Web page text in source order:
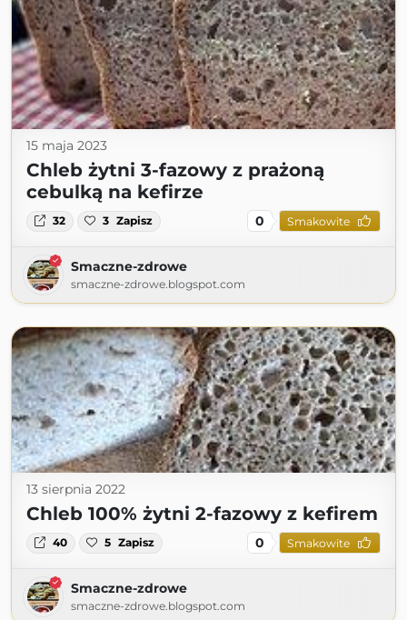
15 maja 2023
Chleb żytni 3-fazowy z prażoną
cebulką na kefirze
32 3 Zapisz 0 Smakowite
Smaczne-zdrowe
smaczne-zdrowe.blogspot.com
13 sierpnia 2022
Chleb 100% żytni 2-fazowy z kefirem
40 5 Zapisz 0 Smakowite
Smaczne-zdrowe
smaczne-zdrowe.blogspot.com